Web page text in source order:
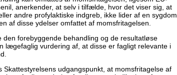
anerkender, at selv i tilfælde, hvor det viser sig, at
andre profylaktiske indgreb, ikke lider af en sygdom
af disse ydelser omfattet af momsfritagelsen.
forebyggende behandling og de resultatløse
vurdering af, at disse er fagligt relevante i
udgangspunkt, at momsfritagelse af